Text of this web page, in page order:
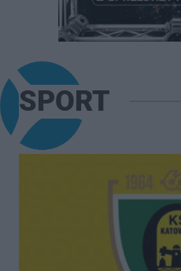
SPORT